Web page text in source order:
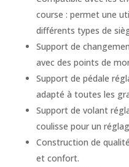
course : permet une
différents types de
Support de
avec des points de
Support de pédale
adapté à toutes les
Support de volant
coulisse pour un
Construction de
et confort.